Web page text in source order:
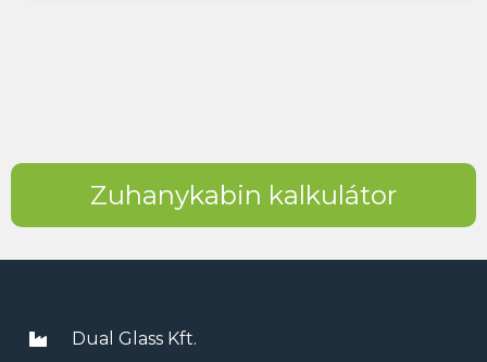
Zuhanykabin kalkulátor
Dual Glass Kft.